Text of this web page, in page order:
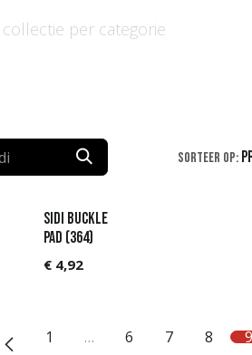
collectie per categorie
Sorteer op:
Sidi Buckle
Pad (364)
€ 4,92
1 … 6 7 8 9